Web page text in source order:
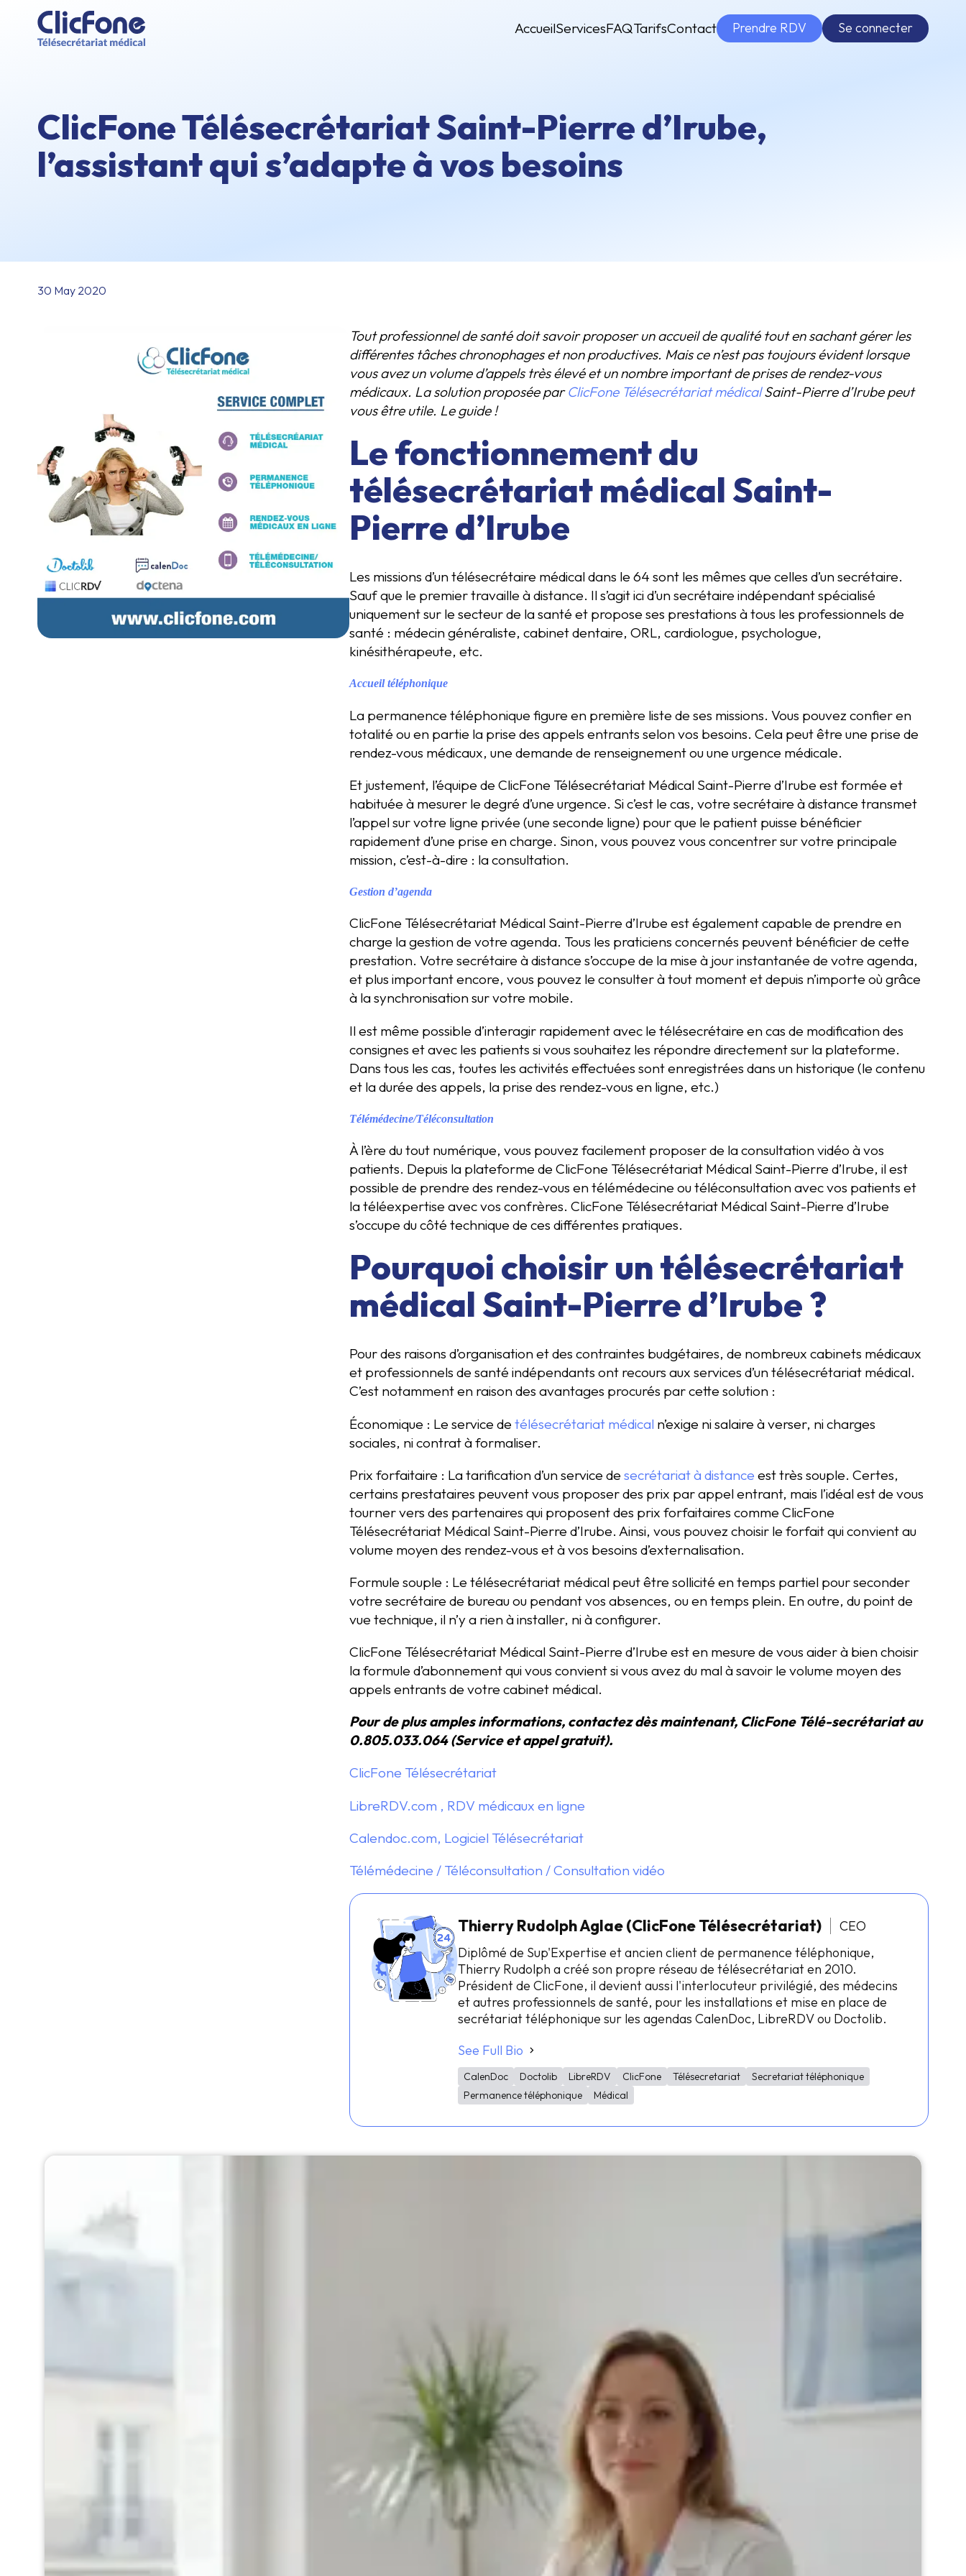
AccueilServicesFAQTarifsContact Prendre RDV Se connecter
ClicFone Télésecrétariat Saint-Pierre d’Irube,
l’assistant qui s’adapte à vos besoins
30 May 2020
Tout professionnel de santé doit savoir proposer un accueil de qualité tout en sachant gérer les
différentes tâches chronophages et non productives. Mais ce n’est pas toujours évident lorsque
vous avez un volume d’appels très élevé et un nombre important de prises de rendez-vous
médicaux. La solution proposée parClicFone Télésecrétariat médicalSaint-Pierre d’Irube peut
vous être utile. Le guide !
Le fonctionnement du
télésecrétariat médical Saint-
Pierre d’Irube
Les missions d’un télésecrétaire médical dans le 64 sont les mêmes que celles d’un secrétaire.
Sauf que le premier travaille à distance. Il s’agit ici d’un secrétaire indépendant spécialisé
uniquement sur le secteur de la santé et propose ses prestations à tous les professionnels de
santé : médecin généraliste, cabinet dentaire, ORL, cardiologue, psychologue,
kinésithérapeute, etc.
Accueil téléphonique
La permanence téléphonique figure en première liste de ses missions. Vous pouvez confier en
totalité ou en partie la prise des appels entrants selon vos besoins. Cela peut être une prise de
rendez-vous médicaux, une demande de renseignement ou une urgence médicale.
Et justement, l’équipe de ClicFone Télésecrétariat Médical Saint-Pierre d’Irube est formée et
habituée à mesurer le degré d’une urgence. Si c’est le cas, votre secrétaire à distance transmet
l’appel sur votre ligne privée (une seconde ligne) pour que le patient puisse bénéficier
rapidement d’une prise en charge. Sinon, vous pouvez vous concentrer sur votre principale
mission, c’est-à-dire : la consultation.
Gestion d’agenda
ClicFone Télésecrétariat Médical Saint-Pierre d’Irube est également capable de prendre en
charge la gestion de votre agenda. Tous les praticiens concernés peuvent bénéficier de cette
prestation. Votre secrétaire à distance s’occupe de la mise à jour instantanée de votre agenda,
et plus important encore, vous pouvez le consulter à tout moment et depuis n’importe où grâce
à la synchronisation sur votre mobile.
Il est même possible d’interagir rapidement avec le télésecrétaire en cas de modification des
consignes et avec les patients si vous souhaitez les répondre directement sur la plateforme.
Dans tous les cas, toutes les activités effectuées sont enregistrées dans un historique (le contenu
et la durée des appels, la prise des rendez-vous en ligne, etc.)
Télémédecine/Téléconsultation
À l’ère du tout numérique, vous pouvez facilement proposer de la consultation vidéo à vos
patients. Depuis la plateforme de ClicFone Télésecrétariat Médical Saint-Pierre d’Irube, il est
possible de prendre des rendez-vous en télémédecine ou téléconsultation avec vos patients et
la téléexpertise avec vos confrères. ClicFone Télésecrétariat Médical Saint-Pierre d’Irube
s’occupe du côté technique de ces différentes pratiques.
Pourquoi choisir un télésecrétariat
médical Saint-Pierre d’Irube ?
Pour des raisons d’organisation et des contraintes budgétaires, de nombreux cabinets médicaux
et professionnels de santé indépendants ont recours aux services d’un télésecrétariat médical.
C’est notamment en raison des avantages procurés par cette solution :
Économique : Le service de télésecrétariat médical n’exige ni salaire à verser, ni charges
sociales, ni contrat à formaliser.
Prix forfaitaire : La tarification d’un service de secrétariat à distance est très souple. Certes,
certains prestataires peuvent vous proposer des prix par appel entrant, mais l’idéal est de vous
tourner vers des partenaires qui proposent des prix forfaitaires comme ClicFone
Télésecrétariat Médical Saint-Pierre d’Irube. Ainsi, vous pouvez choisir le forfait qui convient au
volume moyen des rendez-vous et à vos besoins d’externalisation.
Formule souple : Le télésecrétariat médical peut être sollicité en temps partiel pour seconder
votre secrétaire de bureau ou pendant vos absences, ou en temps plein. En outre, du point de
vue technique, il n’y a rien à installer, ni à configurer.
ClicFone Télésecrétariat Médical Saint-Pierre d’Irube est en mesure de vous aider à bien choisir
la formule d’abonnement qui vous convient si vous avez du mal à savoir le volume moyen des
appels entrants de votre cabinet médical.
Pour de plus amples informations, contactez dès maintenant, ClicFone Télé-secrétariat au
0.805.033.064 (Service et appel gratuit).
ClicFone Télésecrétariat
LibreRDV.com , RDV médicaux en ligne
Calendoc.com, Logiciel Télésecrétariat
Télémédecine / Téléconsultation / Consultation vidéo
Thierry Rudolph Aglae (ClicFone Télésecrétariat)
CEO
Diplômé de Sup'Expertise et ancien client de permanence téléphonique,
Thierry Rudolph a créé son propre réseau de télésecrétariat en 2010.
Président de ClicFone, il devient aussi l'interlocuteur privilégié, des médecins
et autres professionnels de santé, pour les installations et mise en place de
secrétariat téléphonique sur les agendas CalenDoc, LibreRDV ou Doctolib.
See Full Bio
CalenDoc Doctolib LibreRDV ClicFone Télésecretariat
Secretariat téléphonique
Permanence téléphonique
Médical